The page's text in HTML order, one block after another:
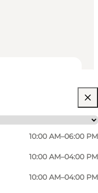
10:00 AM–06:00 PM
10:00 AM–04:00 PM
10:00 AM–04:00 PM